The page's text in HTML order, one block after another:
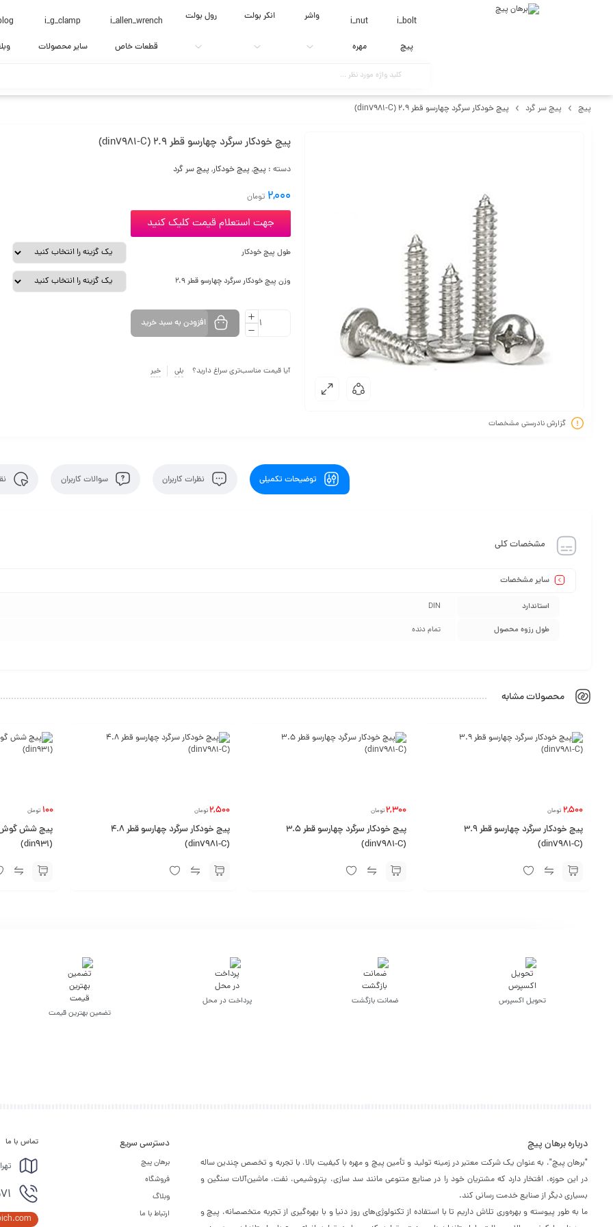
i_bolt
پیچ
i_nut
مهره
واشر انکر بولت رول بولت i_allen_wrench
قطعات خاص
i_g_clamp
سایر محصولات
پیچ پیچ سر گرد پیچ خودکار سرگرد چهارسو قطر 2.9 (din7981-C)
گزارش نادرستی مشخصات
پیچ خودکار سرگرد چهارسو قطر 2.9 (din7981-C)
دسته : پیچ, پیچ خودکار, پیچ سر گرد
2,000 تومان
جهت استعلام قیمت کلیک کنید
طول پیچ خودکار
وزن پیچ خودکار سرگرد چهارسو قطر 2.9
افزودن به سبد خرید
آیا قیمت مناسب‌تری سراغ دارید؟ بلی خیر
توضیحات تکمیلی نظرات کاربران سوالات کاربران
مشخصات کلی
سایر مشخصات
استاندارد DIN
طول رزوه محصول تمام دنده
محصولات مشابه
2,500 تومان
پیچ خودکار سرگرد چهارسو قطر 3.9
(din7981-C)
2,300 تومان
پیچ خودکار سرگرد چهارسو قطر 3.5
(din7981-C)
2,500 تومان
پیچ خودکار سرگرد چهارسو قطر 4.8
(din7981-C)
100 تومان
(din931)
تحویل اکسپرس ضمانت بازگشت
پرداخت در محل
تضمین بهترین قیمت
درباره برهان پیچ
"برهان پیچ"، به عنوان یک شرکت معتبر در زمینه تولید و تأمین پیچ و مهره با کیفیت بالا، با تجربه و تخصص چندین ساله
در این حوزه، افتخار دارد که مشتریان خود را در صنایع متنوعی مانند سد سازی، پتروشیمی، نفت، ماشین‌آلات سنگین و
بسیاری دیگر از صنایع خدمت رسانی کند.
ما به طور پیوسته و بهره‌وری تلاش داریم تا با استفاده از تکنولوژی‌های روز دنیا و با بهره‌گیری از تجربه متخصصانه، پیچ و
دسترسی سریع
برهان پیچ
فروشگاه
وبلاگ
ارتباط با ما
تماس با ما